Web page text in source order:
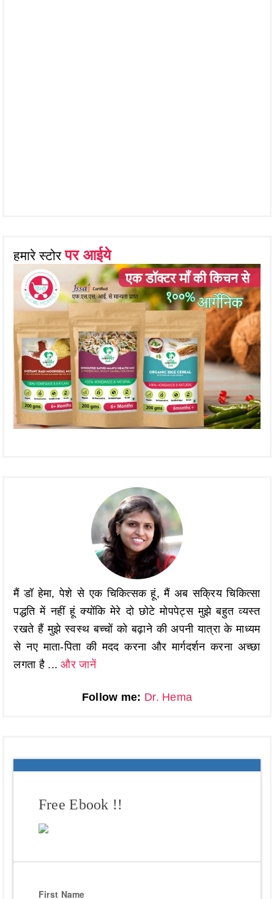
हमारे स्टोरपर आईये
मैं डॉ हेमा, पेशे से एक चिकित्सक हूं, मैं अब सक्रिय चिकित्सा
पद्धति में नहीं हूं क्योंकि मेरे दो छोटे मोपपेट्स मुझे बहुत व्यस्त
रखते हैं मुझे स्वस्थ बच्चों को बढ़ाने की अपनी यात्रा के माध्यम
से नए माता-पिता की मदद करना और मार्गदर्शन करना अच्छा
लगता है ...और जानें
Follow me: Dr. Hema
Free Ebook !!
First Name